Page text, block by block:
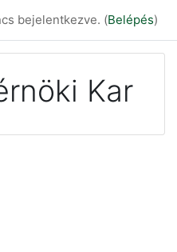
bejelentkezve. (Belépés)
Kar